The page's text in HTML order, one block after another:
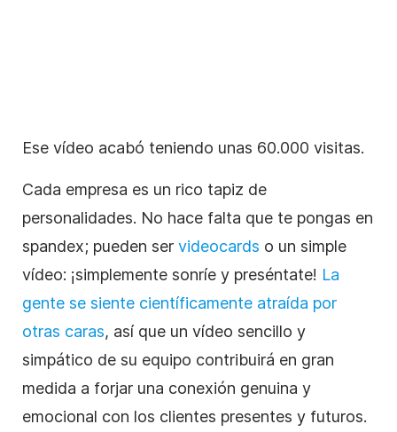
Ese vídeo acabó teniendo unas 60.000 visitas.
Cada empresa es un rico tapiz de
personalidades. No hace falta que te pongas en
spandex; pueden ser videocards o un simple
vídeo: ¡simplemente sonríe y preséntate! La
gente se siente científicamente atraída por
otras caras, así que un vídeo sencillo y
simpático de su equipo contribuirá en gran
medida a forjar una conexión genuina y
emocional con los clientes presentes y futuros.